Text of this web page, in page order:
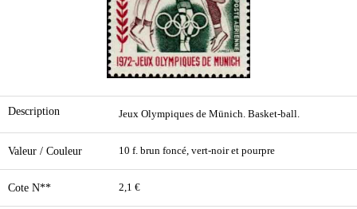
Description Jeux Olympiques de Münich. Basket-ball.
Valeur / Couleur 10 f. brun foncé, vert-noir et pourpre
Cote N** 2,1 €